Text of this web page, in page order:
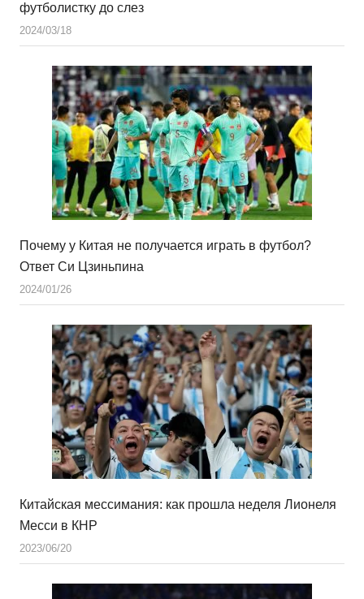
футболистку до слез
2024/03/18
Почему у Китая не получается играть в футбол?
Ответ Си Цзиньпина
2024/01/26
Китайская мессимания: как прошла неделя Лионеля
Месси в КНР
2023/06/20